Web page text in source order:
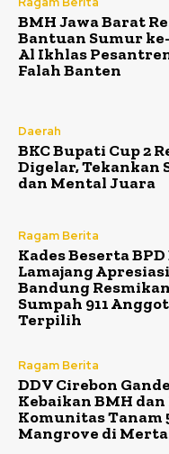
BMH Jawa Barat
Bantuan Sumur
Al Ikhlas
Falah Banten
Daerah
BKC Bupati Cup 2
Digelar, Tekankan
dan Mental Juara
Ragam Berita
Kades Beserta BPD
Lamajang
Bandung
Sumpah 911
Terpilih
Ragam Berita
DDV Cirebon
Kebaikan BMH
Komunitas Tanam
Mangrove di